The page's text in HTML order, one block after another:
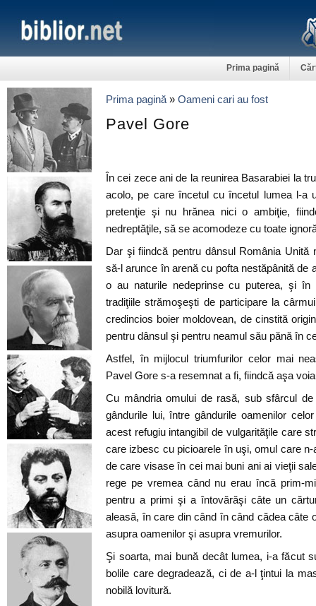
Prima pagină
Prima pagină » Oameni cari au fost
Pavel Gore
În cei zece ani de la reunirea Basarabiei la
acolo, pe care încetul cu încetul lumea l-a
pretenţie şi nu hrănea nici o ambiţie,
nedreptăţile, să se acomodeze cu toate
Dar şi fiindcă pentru dânsul România Unită
să-l arunce în arenă cu pofta nestăpânită de
o au naturile nedeprinse cu puterea, şi
tradiţiile strămoşeşti de participare la
credincios boier moldovean, de cinstită
pentru dânsul şi pentru neamul său pănă în
Astfel, în mijlocul triumfurilor celor mai
Pavel Gore s-a resemnat a fi, fiindcă aşa
Cu mândria omului de rasă, sub sfârcul
gândurile lui, între gândurile oamenilor
acest refugiu intangibil de vulgarităţile care
care izbesc cu picioarele în uşi, omul care
de care visase în cei mai buni ani ai vieţii
rege pe vremea când nu erau încă prim-
pentru a primi şi a întovărăşi câte un
aleasă, în care din când în când cădea câte
asupra oamenilor şi asupra vremurilor.
Şi soarta, mai bună decât lumea, i-a făcut
bolile care degradează, ci de a-l ţintui la
nobilă lovitură.